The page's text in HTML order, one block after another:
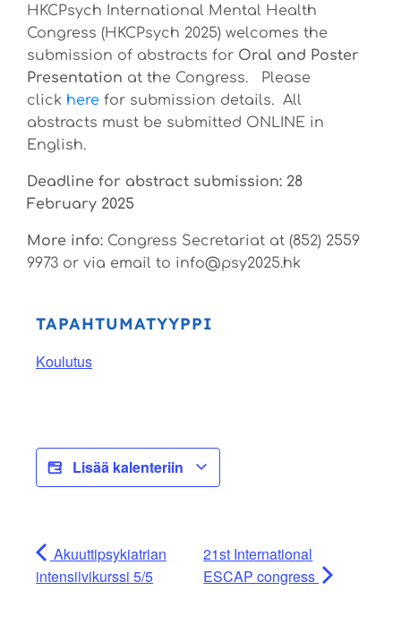
HKCPsych International Mental Health
Congress (HKCPsych 2025) welcomes the
submission of abstracts for Oral and Poster
Presentation at the Congress. Please
click here for submission details. All
abstracts must be submitted ONLINE in
English.
Deadline for abstract submission: 28
February 2025
More info: Congress Secretariat at (852) 2559
9973 or via email to info@psy2025.hk
TAPAHTUMATYYPPI
Koulutus
Lisää kalenteriin
Akuuttipsykiatrian
intensiivikurssi 5/5
21st International
ESCAP congress